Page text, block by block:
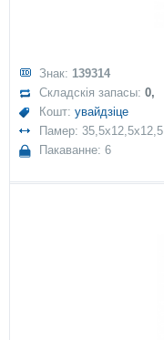
Знак: 139314
Складскія запасы:0,
Кошт:увайдзіце
Памер: 35,5x12,5x12,5
Пакаванне: 6